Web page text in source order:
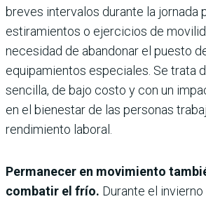
breves intervalos durante la jornada
estiramientos o ejercicios de
necesidad de abandonar el puesto
equipamientos especiales. Se trata
sencilla, de bajo costo y con un
en el bienestar de las personas
rendimiento laboral.
Permanecer en movimiento
combatir el frío. Durante el